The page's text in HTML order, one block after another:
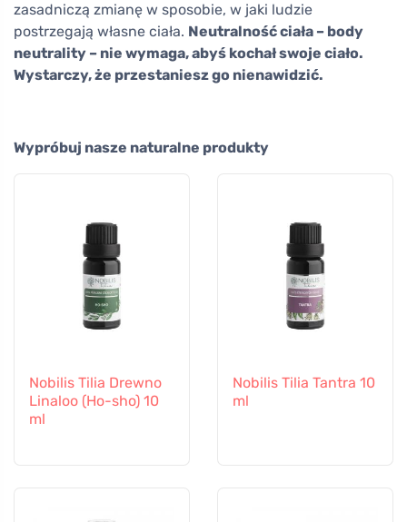
zasadniczą zmianę w sposobie, w jaki ludzie
postrzegają własne ciała. Neutralność ciała – body
neutrality – nie wymaga, abyś kochał swoje ciało.
Wystarczy, że przestaniesz go nienawidzić.
Wypróbuj nasze naturalne produkty
Nobilis Tilia Drewno
Linaloo (Ho-sho) 10
ml
Nobilis Tilia Tantra 10
ml